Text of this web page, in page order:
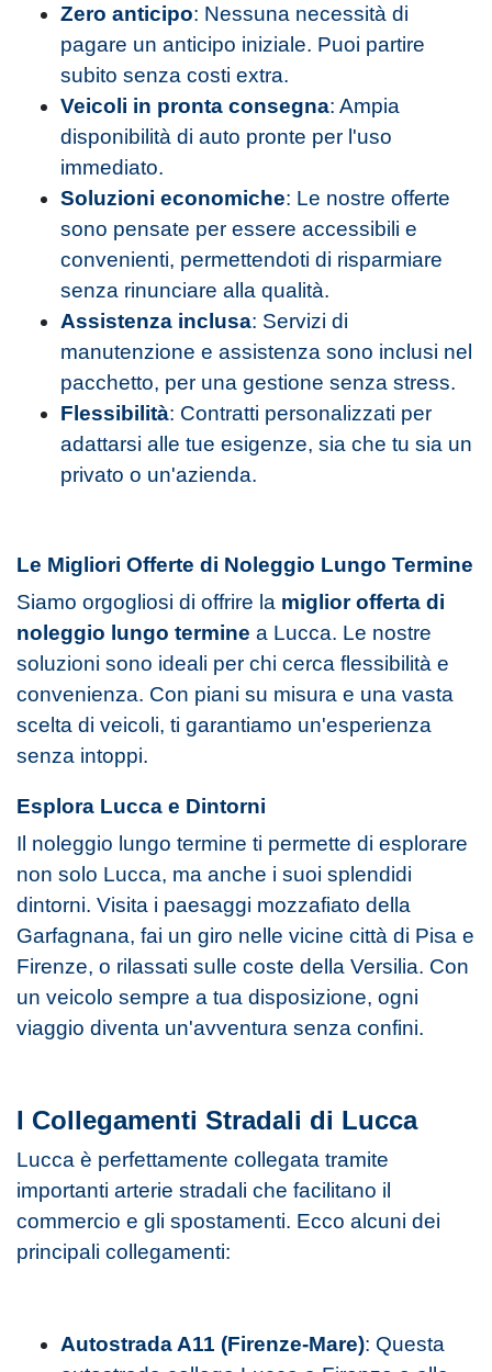
Zero anticipo: Nessuna necessità di
pagare un anticipo iniziale. Puoi partire
subito senza costi extra.
Veicoli in pronta consegna: Ampia
disponibilità di auto pronte per l'uso
immediato.
Soluzioni economiche: Le nostre offerte
sono pensate per essere accessibili e
convenienti, permettendoti di risparmiare
senza rinunciare alla qualità.
Assistenza inclusa: Servizi di
manutenzione e assistenza sono inclusi nel
pacchetto, per una gestione senza stress.
Flessibilità: Contratti personalizzati per
adattarsi alle tue esigenze, sia che tu sia un
privato o un'azienda.
Le Migliori Offerte di Noleggio Lungo Termine
Siamo orgogliosi di offrire la miglior offerta di
noleggio lungo termine a Lucca. Le nostre
soluzioni sono ideali per chi cerca flessibilità e
convenienza. Con piani su misura e una vasta
scelta di veicoli, ti garantiamo un'esperienza
senza intoppi.
Esplora Lucca e Dintorni
Il noleggio lungo termine ti permette di esplorare
non solo Lucca, ma anche i suoi splendidi
dintorni. Visita i paesaggi mozzafiato della
Garfagnana, fai un giro nelle vicine città di Pisa e
Firenze, o rilassati sulle coste della Versilia. Con
un veicolo sempre a tua disposizione, ogni
viaggio diventa un'avventura senza confini.
I Collegamenti Stradali di Lucca
Lucca è perfettamente collegata tramite
importanti arterie stradali che facilitano il
commercio e gli spostamenti. Ecco alcuni dei
principali collegamenti:
Autostrada A11 (Firenze-Mare): Questa